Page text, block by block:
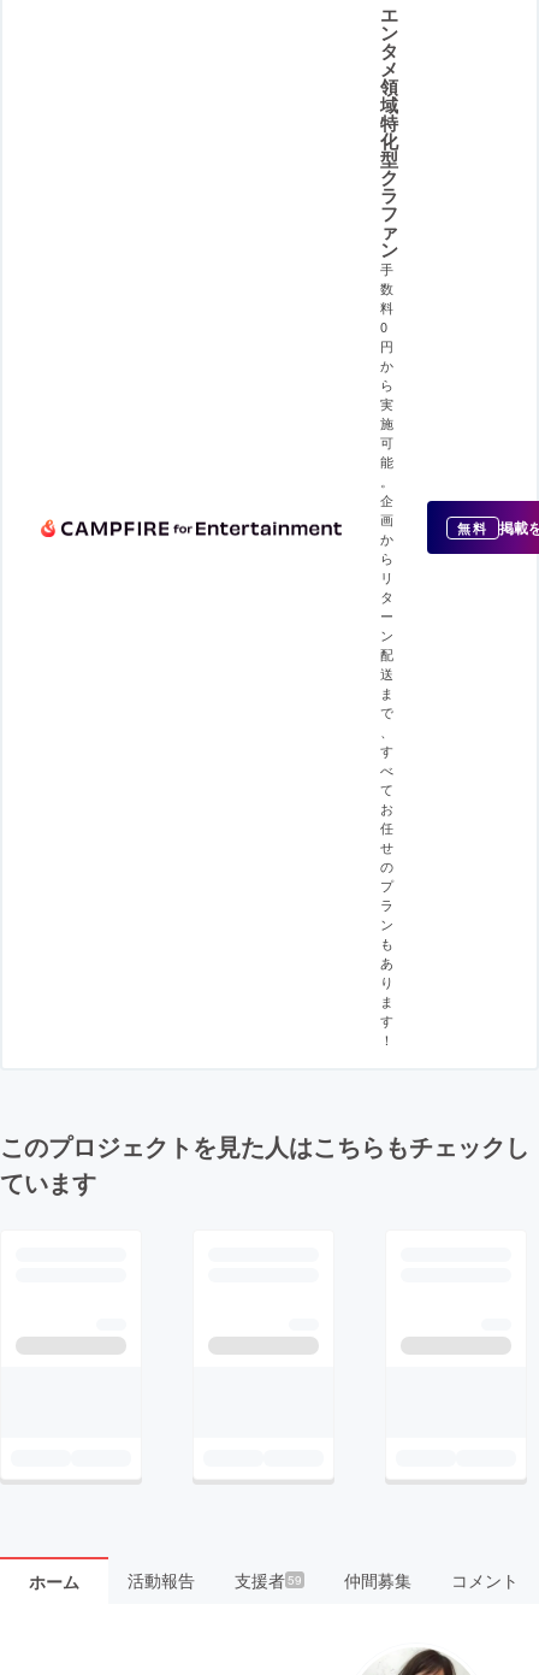
エ
ン
タ
メ
領
域
特
化
型
ク
ラ
フ
ァ
ン
手
数
料
0
円
か
ら
実
施
可
能
。
企
画
か
ら
リ
タ
ー
ン
配
送
ま
で
、
す
べ
て
お
任
せ
の
プ
ラ
ン
も
あ
り
ま
す
！
無料 掲載
このプロジェクトを見た人はこちらもチェックし
ています
ホーム 活動報告 支援者59 仲間募集 コメント